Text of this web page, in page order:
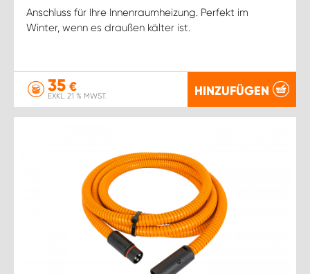
Anschluss für Ihre Innenraumheizung. Perfekt im
Winter, wenn es draußen kälter ist.
35 €
EXKL. 21 % MWST. HINZUFÜGEN